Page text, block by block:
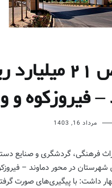
تخصیص ۲۱
– فیروزکوه
مرداد 16, 1403
فرهنگی، گردشگری و صنایع
شهرستان در محور دماوند –
داشت: با پیگیری‌های صورت